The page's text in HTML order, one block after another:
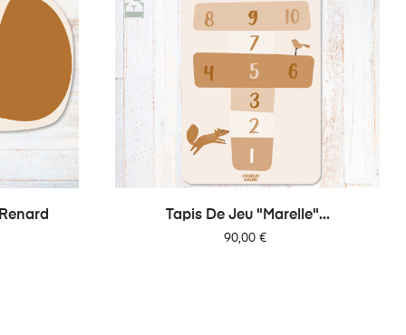
Tapis De Jeu "Marelle"...
Prix
90,00 €